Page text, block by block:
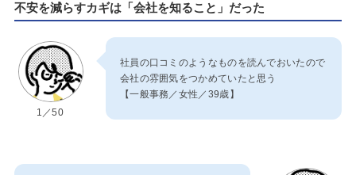
不安を減らすカギは「会社を知ること」だった
1／50
社員の口コミのようなものを読んでおいたので
会社の雰囲気をつかめていたと思う
【一般事務／女性／39歳】